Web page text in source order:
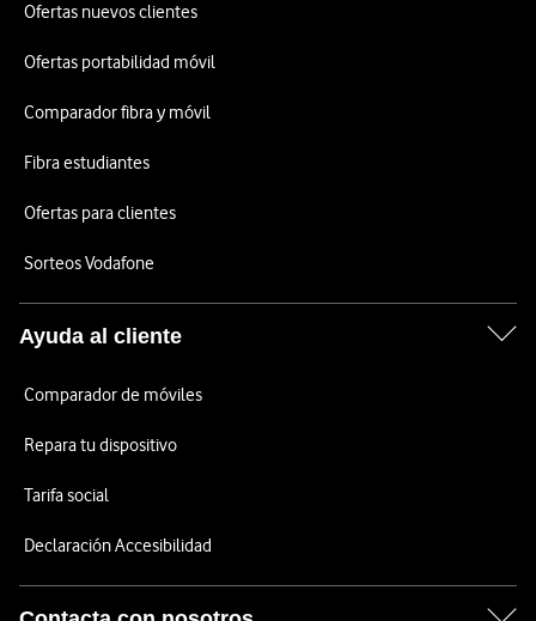
Ofertas nuevos clientes
Ofertas portabilidad móvil
Comparador fibra y móvil
Fibra estudiantes
Ofertas para clientes
Sorteos Vodafone
Ayuda al cliente
Comparador de móviles
Repara tu dispositivo
Tarifa social
Declaración Accesibilidad